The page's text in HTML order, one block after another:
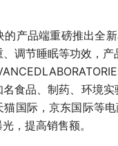
的产品端重磅推出全
调节睡眠等功效，
食品、制药、环境
国际，京东国际等
，提高销售额。